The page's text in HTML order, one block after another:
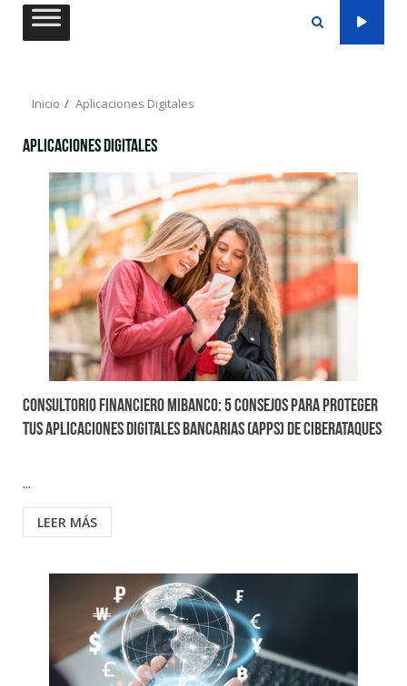
Saltar
Inicio Aplicaciones Digitales
Aplicaciones Digitales
Consultorio Financiero Mibanco: 5 Consejos para proteger
tus aplicaciones digitales bancarias (APPS) de ciberataques
...
LEER MÁS